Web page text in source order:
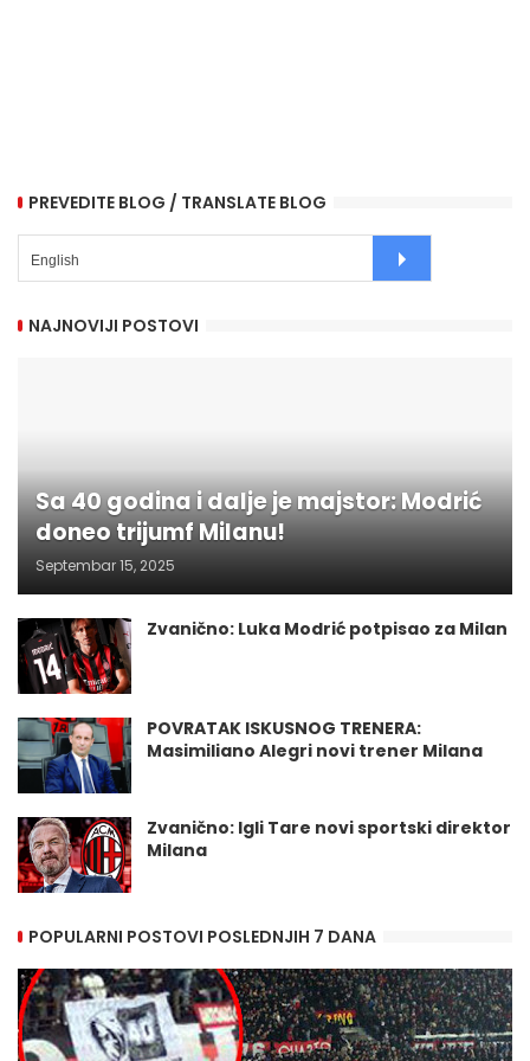
PREVEDITE BLOG / TRANSLATE BLOG
NAJNOVIJI POSTOVI
Sa 40 godina i dalje je majstor: Modrić
doneo trijumf Milanu!
Septembar 15, 2025
Zvanično: Luka Modrić potpisao za Milan
POVRATAK ISKUSNOG TRENERA:
Masimiliano Alegri novi trener Milana
Zvanično: Igli Tare novi sportski direktor
Milana
POPULARNI POSTOVI POSLEDNJIH 7 DANA